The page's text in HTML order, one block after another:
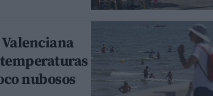
nubosos